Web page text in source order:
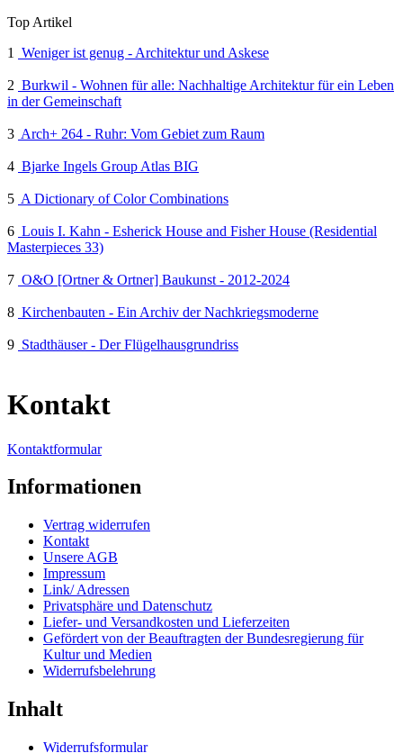
Top Artikel
1
Weniger ist genug - Architektur und Askese
2 Burkwil - Wohnen für alle: Nachhaltige Architektur für ein Leben
in der Gemeinschaft
3 Arch+ 264 - Ruhr: Vom Gebiet zum Raum
4 Bjarke Ingels Group Atlas BIG
5 A Dictionary of Color Combinations
6 Louis I. Kahn - Esherick House and Fisher House (Residential
Masterpieces 33)
7 O&O [Ortner & Ortner] Baukunst - 2012-2024
8 Kirchenbauten - Ein Archiv der Nachkriegsmoderne
9 Stadthäuser - Der Flügelhausgrundriss
Kontakt
Kontaktformular
Informationen
Vertrag widerrufen
Kontakt
Unsere AGB
Impressum
Link/ Adressen
Privatsphäre und Datenschutz
Liefer- und Versandkosten und Lieferzeiten
Gefördert von der Beauftragten der Bundesregierung für
Kultur und Medien
Widerrufsbelehrung
Inhalt
Widerrufsformular